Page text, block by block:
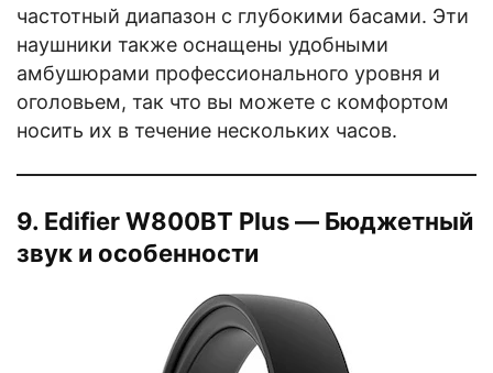
частотный диапазон с глубокими басами. Эти
наушники также оснащены удобными
амбушюрами профессионального уровня и
оголовьем, так что вы можете с комфортом
носить их в течение нескольких часов.
9. Edifier W800BT Plus — Бюджетный
звук и особенности